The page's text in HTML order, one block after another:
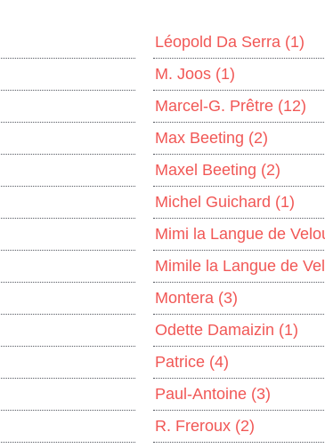
Léopold Da Serra (1)
M. Joos (1)
Marcel-G. Prêtre (12)
Max Beeting (2)
Maxel Beeting (2)
Michel Guichard (1)
Mimi la Langue de
Mimile la Langue de
Montera (3)
Odette Damaizin (1)
Patrice (4)
Paul-Antoine (3)
R. Freroux (2)